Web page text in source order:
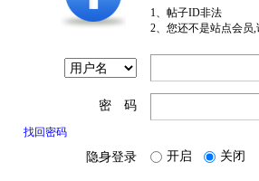
1、帖子ID非法
2、您还不是站点会员
密 码
找回密码
隐身登录 开启 关闭